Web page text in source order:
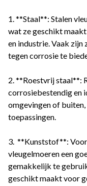
1. **Staal**: Stalen
wat ze geschikt
en industrie. Vaak
tegen corrosie te
2. **Roestvrij staal**:
corrosiebestendig en
omgevingen of
toepassingen.
3. **Kunststof**:
vleugelmoeren een
gemakkelijk te
geschikt maakt voor